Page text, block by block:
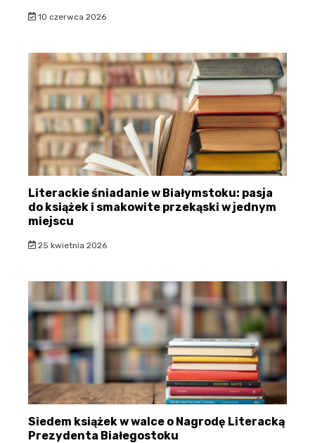
10 czerwca 2026
Literackie śniadanie w Białymstoku: pasja
do książek i smakowite przekąski w jednym
miejscu
25 kwietnia 2026
Siedem książek w walce o Nagrodę Literacką
Prezydenta Białegostoku